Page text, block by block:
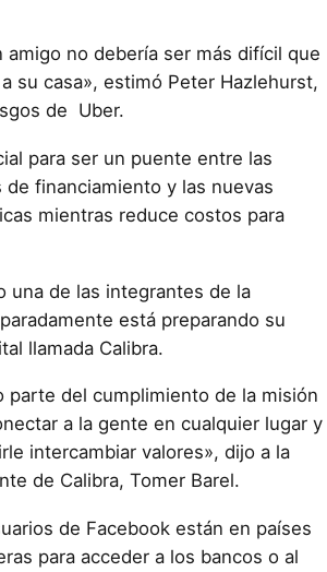
amigo no debería ser más difícil que
su casa», estimó Peter Hazlehurst,
de Uber.
para ser un puente entre las
financiamiento y las nuevas
mientras reduce costos para
una de las integrantes de la
está preparando su
llamada Calibra.
parte del cumplimiento de la misión
a la gente en cualquier lugar y
intercambiar valores», dijo a la
de Calibra, Tomer Barel.
de Facebook están en países
para acceder a los bancos o al